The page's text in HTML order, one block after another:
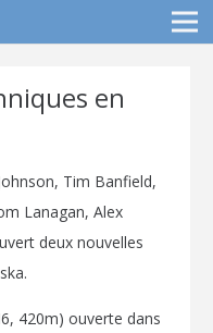
en
Tim Banfield,
Lanagan, Alex
deux nouvelles
420m) ouverte dans